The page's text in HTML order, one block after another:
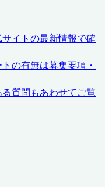
イトの最新情報で確
の有無は募集要項・
質問もあわせてご覧